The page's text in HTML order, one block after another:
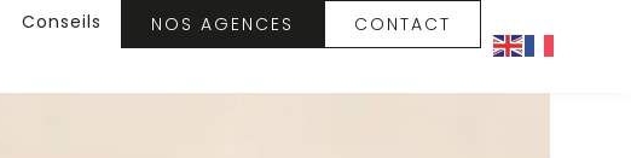
Conseils NOS AGENCES CONTACT